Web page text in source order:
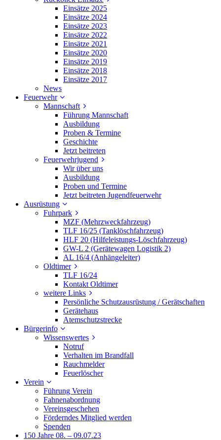
Einsätze 2025
Einsätze 2024
Einsätze 2023
Einsätze 2022
Einsätze 2021
Einsätze 2020
Einsätze 2019
Einsätze 2018
Einsätze 2017
News
Feuerwehr
Mannschaft
Führung Mannschaft
Ausbildung
Proben & Termine
Geschichte
Jetzt beitreten
Feuerwehrjugend
Wir über uns
Ausbildung
Proben und Termine
Jetzt beitreten Jugendfeuerwehr
Ausrüstung
Fuhrpark
MZF (Mehrzweckfahrzeug)
TLF 16/25 (Tanklöschfahrzeug)
HLF 20 (Hilfeleistungs-Löschfahrzeug)
GW-L 2 (Gerätewagen Logistik 2)
AL 16/4 (Anhängeleiter)
Oldtimer
TLF 16/24
Kontakt Oldtimer
weitere Links
Persönliche Schutzausrüstung / Gerätschaften
Gerätehaus
Atemschutzstrecke
Bürgerinfo
Wissenswertes
Notruf
Verhalten im Brandfall
Rauchmelder
Feuerlöscher
Verein
Führung Verein
Fahnenabordnung
Vereinsgeschehen
Förderndes Mitglied werden
Spenden
150 Jahre 08. – 09.07.23